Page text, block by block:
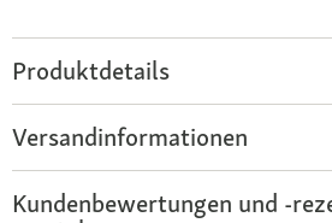
Produktdetails
Versandinformationen
Kundenbewertungen und -